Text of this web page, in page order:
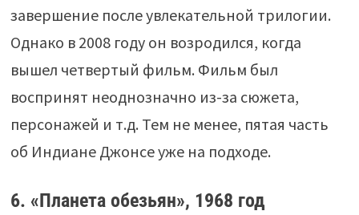
завершение после увлекательной трилогии.
Однако в 2008 году он возродился, когда
вышел четвертый фильм. Фильм был
воспринят неоднозначно из-за сюжета,
персонажей и т.д. Тем не менее, пятая часть
об Индиане Джонсе уже на подходе.
6. «Планета обезьян», 1968 год